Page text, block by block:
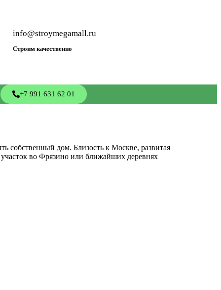
info@stroymegamall.ru
Строим качественно
+7 991 631 62 01
собственный дом. Близость к Москве, развитая
во Фрязино или ближайших деревнях